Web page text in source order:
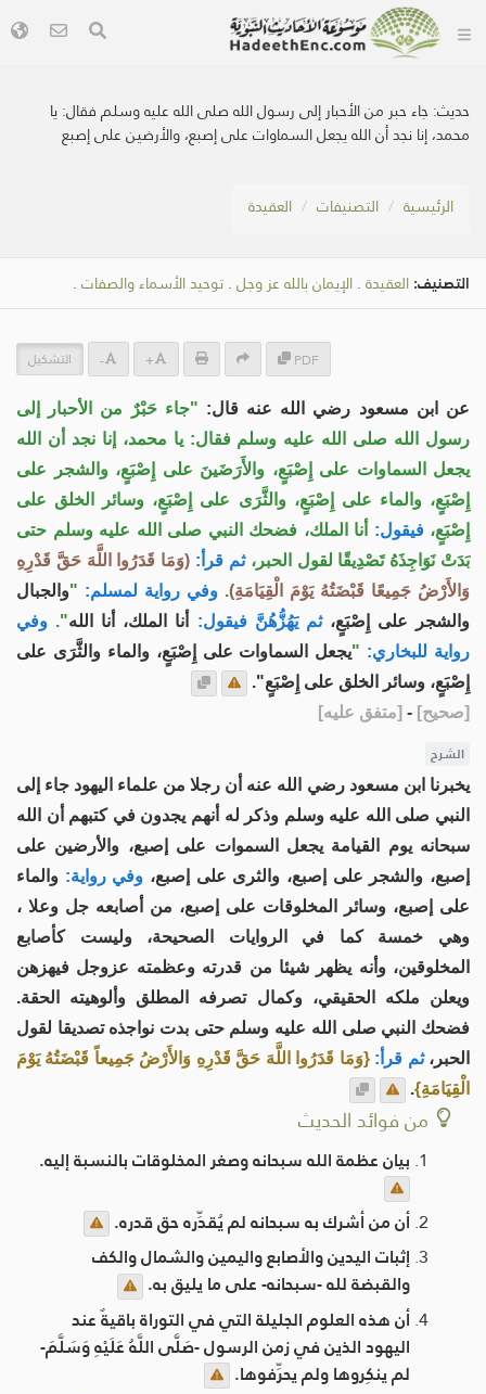
حديث: جاء حبر من الأحبار إلى رسول الله صلى الله عليه وسلم فقال: يا
محمد، إنا نجد أن الله يجعل السماوات على إصبع، والأرضين على إصبع
الرئيسية التصنيفات العقيدة
التصنيف: العقيدة . الإيمان بالله عز وجل . توحيد الأسماء والصفات .
PDF
+
- التشكيل
عن ابن مسعود رضي الله عنه قال: "جاء حَبْرٌ من الأحبار إلى
رسول الله صلى الله عليه وسلم فقال: يا محمد، إنا نجد أن الله
يجعل السماوات على إِصْبَعٍ، والأَرَضَينَ على إِصْبَعٍ، والشجر على
إِصْبَعٍ، والماء على إِصْبَعٍ، والثَّرَى على إِصْبَعٍ، وسائر الخلق على
إِصْبَعٍ، فيقول: أنا الملك، فضحك النبي صلى الله عليه وسلم حتى
بَدَتْ نَوَاجِذَهُ تَصْدِيقًا لقول الحبر، ثم قرأ: (وَمَا قَدَرُوا اللَّهَ حَقَّ قَدْرِهِ
وَالأَرْضُ جَمِيعًا قَبْضَتُهُ يَوْمَ الْقِيَامَةِ). وفي رواية لمسلم: "والجبال
والشجر على إِصْبَعٍ، ثم يَهُزُّهُنَّ فيقول: أنا الملك، أنا الله". وفي
رواية للبخاري: "يجعل السماوات على إِصْبَعٍ، والماء والثَّرَى على
إِصْبَعٍ، وسائر الخلق على إِصْبَعٍ".
[صحيح]
-
[متفق عليه]
الشرح
يخبرنا ابن مسعود رضي الله عنه أن رجلا من علماء اليهود جاء إلى
النبي صلى الله عليه وسلم وذكر له أنهم يجدون في كتبهم أن الله
سبحانه يوم القيامة يجعل السموات على إصبع، والأرضين على
إصبع، والشجر على إصبع، والثرى على إصبع، وفي رواية: والماء
على إصبع، وسائر المخلوقات على إصبع، من أصابعه جل وعلا ،
وهي خمسة كما في الروايات الصحيحة، وليست كأصابع
المخلوقين، وأنه يظهر شيئا من قدرته وعظمته عزوجل فيهزهن
ويعلن ملكه الحقيقي، وكمال تصرفه المطلق وألوهيته الحقة.
فضحك النبي صلى الله عليه وسلم حتى بدت نواجذه تصديقا لقول
الحبر، ثم قرأ: {وَمَا قَدَرُوا اللَّهَ حَقَّ قَدْرِهِ وَالأَرْضُ جَمِيعاً قَبْضَتُهُ يَوْمَ
الْقِيَامَةِ}.
من فوائد الحديث
بيان عظمة الله سبحانه وصغر المخلوقات بالنسبة إليه.
أن من أشرك به سبحانه لم يُقدِّره حق قدره.
إثبات اليدين والأصابع واليمين والشمال والكف
والقبضة لله -سبحانه- على ما يليق به.
أن هذه العلوم الجليلة التي في التوراة باقيةٌ عند
اليهود الذين في زمن الرسول -صَلَّى اللَّهُ عَلَيْهِ وَسَلَّمَ-
لم ينكِروها ولم يحرِّفوها.